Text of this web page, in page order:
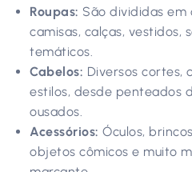
Roupas: São divididas
camisas, calças, vestidos,
temáticos.
Cabelos: Diversos cortes,
estilos, desde penteados
ousados.
Acessórios: Óculos,
objetos cômicos e muito